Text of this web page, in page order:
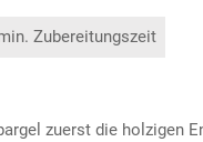
Zubereitungszeit
zuerst die holzigen